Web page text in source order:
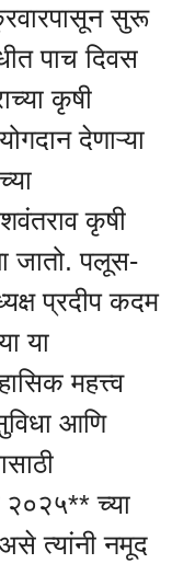
सुरू
पाच दिवस
कृषी
देणाऱ्या
कृषी
जातो. पलूस-
प्रदीप कदम
या
महत्त्व
आणि
२०२५** च्या
त्यांनी नमूद